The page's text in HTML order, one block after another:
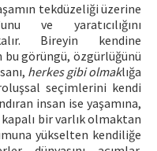
tekdüzeliği üzerine
ve yaratıcılığını
Bireyin kendine
bu görüngü, özgürlüğünü
herkes gibi olmaklığa
seçimlerini kendi
insan ise yaşamına,
bir varlık olmaktan
yükselten kendiliğe